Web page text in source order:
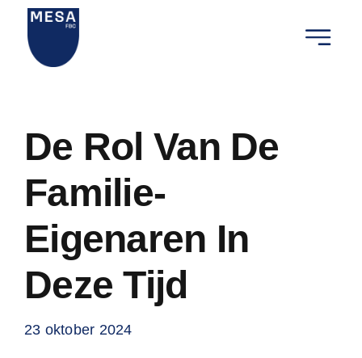
inhoud
Toggle
De Rol Van De
Familie-
Eigenaren In
Deze Tijd
23 oktober 2024